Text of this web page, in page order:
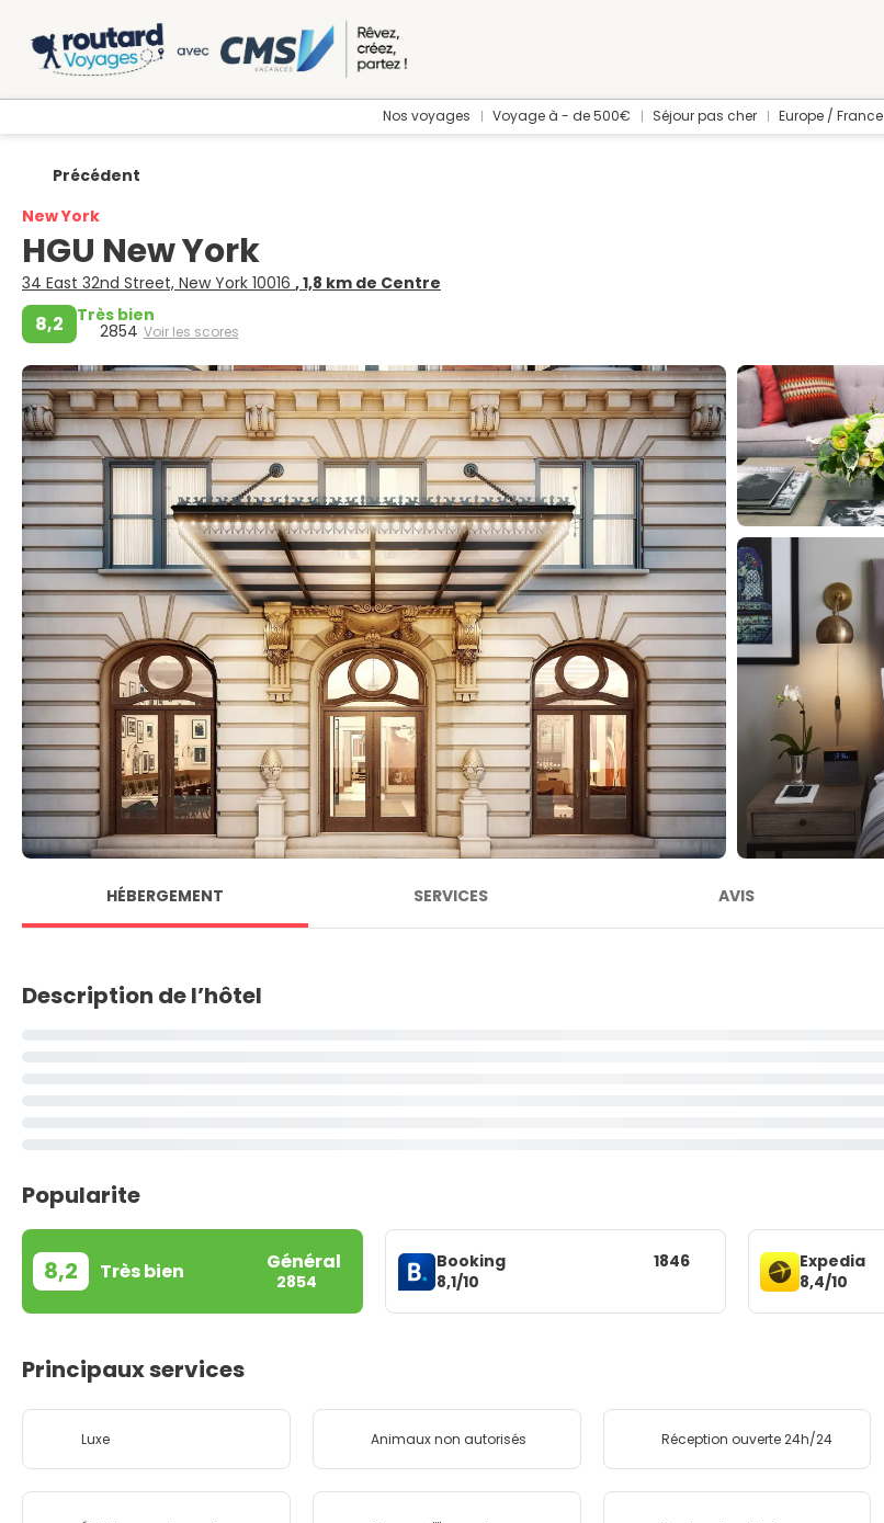
Nos voyages Voyage à - de 500€ Séjour pas cher Europe / France
Précédent
New York
HGU New York
34 East 32nd Street, New York 10016 , 1,8 km de Centre
8,2 Très bien
2854 Voir les scores
HÉBERGEMENT SERVICES AVIS
Description de l’hôtel
Popularite
8,2 Très bien Général
2854
Booking
8,1/10
1846
Expedia
8,4/10
Principaux services
Luxe Animaux non autorisés Réception ouverte 24h/24